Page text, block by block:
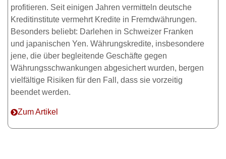
profitieren. Seit einigen Jahren vermitteln deutsche
Kreditinstitute vermehrt Kredite in Fremdwährungen.
Besonders beliebt: Darlehen in Schweizer Franken
und japanischen Yen. Währungskredite, insbesondere
jene, die über begleitende Geschäfte gegen
Währungsschwankungen abgesichert wurden, bergen
vielfältige Risiken für den Fall, dass sie vorzeitig
beendet werden.
Zum Artikel